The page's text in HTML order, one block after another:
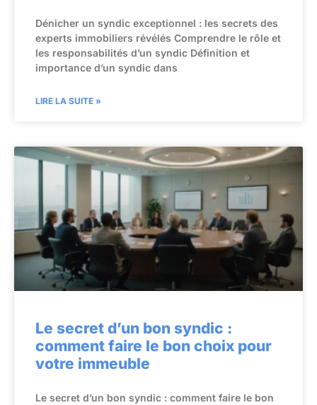
Dénicher un syndic exceptionnel : les secrets des
experts immobiliers révélés Comprendre le rôle et
les responsabilités d’un syndic Définition et
importance d’un syndic dans
LIRE LA SUITE »
Le secret d’un bon syndic :
comment faire le bon choix pour
votre immeuble
Le secret d’un bon syndic : comment faire le bon